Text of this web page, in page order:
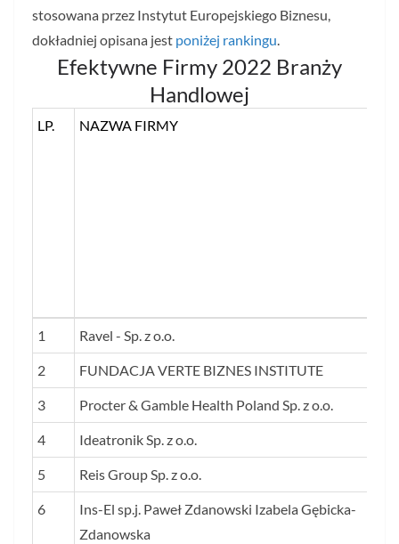
stosowana przez Instytut Europejskiego Biznesu,
dokładniej opisana jest poniżej rankingu.
Efektywne Firmy 2022 Branży
Handlowej
LP. NAZWA FIRMY
LP. NAZWA FIRMY
1 Ravel - Sp. z o.o.
2 FUNDACJA VERTE BIZNES INSTITUTE
3 Procter & Gamble Health Poland Sp. z o.o.
4 Ideatronik Sp. z o.o.
5 Reis Group Sp. z o.o.
6
Ins-El sp.j. Paweł Zdanowski Izabela Gębicka-
Zdanowska